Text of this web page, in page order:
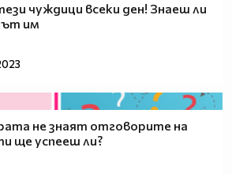
чуждици всеки ден! Знаеш ли
им
не знаят отговорите на
ще успееш ли?